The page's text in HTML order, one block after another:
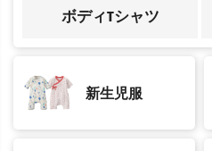
ボディTシャツ
新生児服